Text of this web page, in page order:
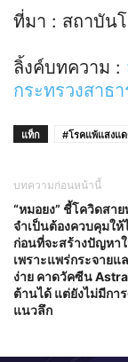
ที่มา : สถาบัน
ลิ้งค์บทความ :
กระทรวงสาธ
แท็ก #โรคแพ้แสงแ
บทความก่อนหน้านี้
“หมอยง” ชี้โควิดสา
จำเป็นต้องควบคุมให้
ก่อนที่จะสร้างปัญหา
เพราะแพร่กระจายแ
ง่าย คาดวัคซีน
ต้านได้ แต่ยังไม่มีกา
แนวลึก